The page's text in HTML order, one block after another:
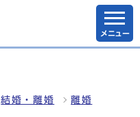
メニュー
結婚・離婚 離婚